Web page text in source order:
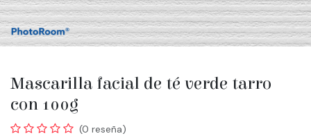
Mascarilla facial de té verde tarro
con 100g
(0 reseña)